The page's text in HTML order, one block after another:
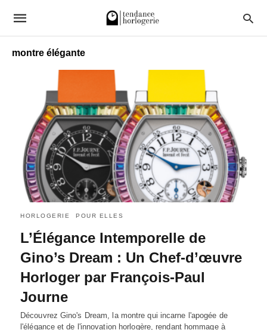
montre élégante
HORLOGERIE POUR ELLES
L’Élégance Intemporelle de
Gino’s Dream : Un Chef-d’œuvre
Horloger par François-Paul
Journe
Découvrez Gino's Dream, la montre qui incarne l'apogée de
l'élégance et de l'innovation horlogère, rendant hommage à